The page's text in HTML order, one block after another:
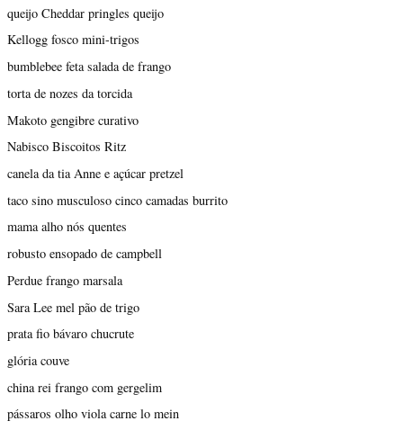
queijo Cheddar pringles queijo
Kellogg fosco mini-trigos
bumblebee feta salada de frango
torta de nozes da torcida
Makoto gengibre curativo
Nabisco Biscoitos Ritz
canela da tia Anne e açúcar pretzel
taco sino musculoso cinco camadas burrito
mama alho nós quentes
robusto ensopado de campbell
Perdue frango marsala
Sara Lee mel pão de trigo
prata fio bávaro chucrute
glória couve
china rei frango com gergelim
pássaros olho viola carne lo mein